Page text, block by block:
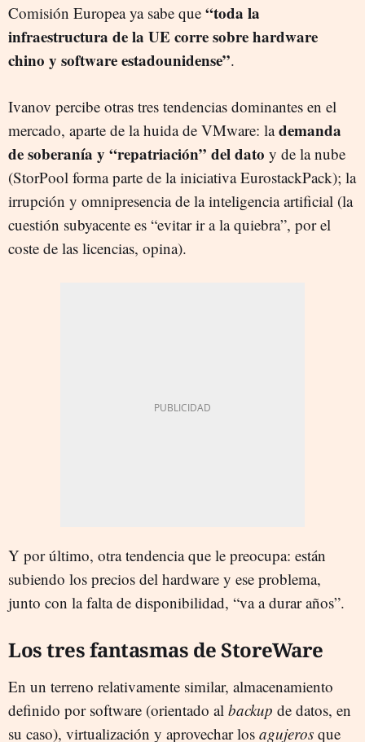
Comisión Europea ya sabe que “toda la
infraestructura de la UE corre sobre hardware
chino y software estadounidense”.
Ivanov percibe otras tres tendencias dominantes en el
mercado, aparte de la huida de VMware: lademanda
de soberanía y “repatriación” del dato y de la nube
(StorPool forma parte de la iniciativa EurostackPack); la
irrupción y omnipresencia de la inteligencia artificial (la
cuestión subyacente es “evitar ir a la quiebra”, por el
coste de las licencias, opina).
Y por último, otra tendencia que le preocupa: están
subiendo los precios del hardware y ese problema,
junto con la falta de disponibilidad, “va a durar años”.
Los tres fantasmas de StoreWare
En un terreno relativamente similar, almacenamiento
definido por software (orientado al backup de datos, en
su caso), virtualización y aprovechar los agujeros que